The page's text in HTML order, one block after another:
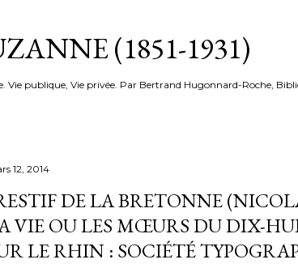
(1851-1931)
Vie publique, Vie privée. Par Bertrand Hugonnard-Roche,
12, 2014
DE LA BRETONNE
VIE OU LES MŒURS DU DIX-
LE RHIN : SOCIÉTÉ